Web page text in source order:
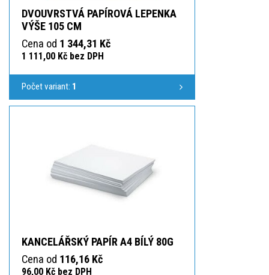
DVOUVRSTVÁ PAPÍROVÁ LEPENKA
VÝŠE 105 CM
Cena od 1 344,31 Kč
1 111,00 Kč bez DPH
Počet variant: 1
KANCELÁŘSKÝ PAPÍR A4 BÍLÝ 80G
Cena od 116,16 Kč
96,00 Kč bez DPH